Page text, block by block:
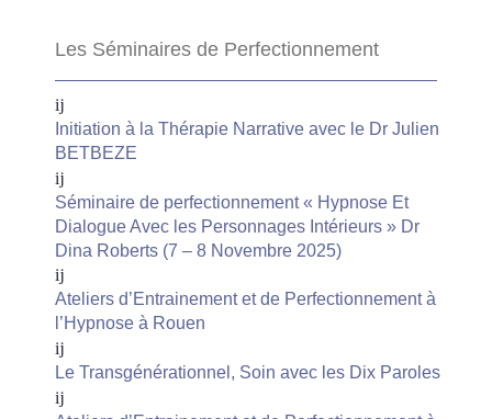
Les Séminaires de Perfectionnement
Initiation à la Thérapie Narrative avec le Dr Julien
BETBEZE
Séminaire de perfectionnement « Hypnose Et
Dialogue Avec les Personnages Intérieurs » Dr
Dina Roberts (7 – 8 Novembre 2025)
Ateliers d’Entrainement et de Perfectionnement à
l’Hypnose à Rouen
Le Transgénérationnel, Soin avec les Dix Paroles